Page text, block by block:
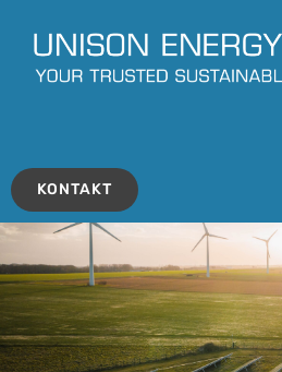
KONTAKT